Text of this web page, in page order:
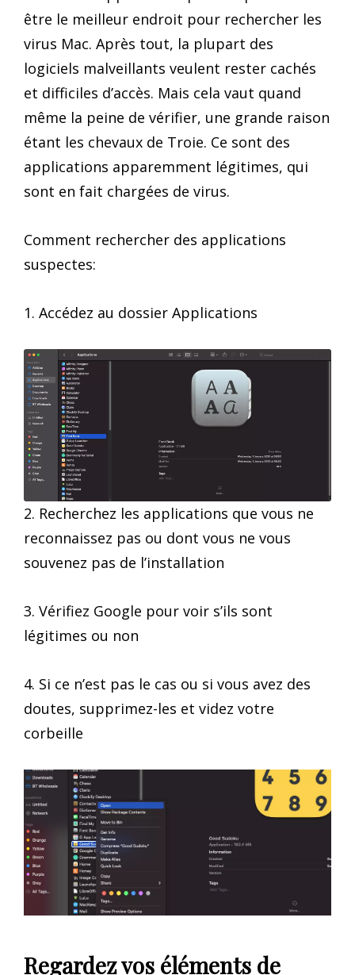
être le meilleur endroit pour rechercher les
virus Mac. Après tout, la plupart des
logiciels malveillants veulent rester cachés
et difficiles d’accès. Mais cela vaut quand
même la peine de vérifier, une grande raison
étant les chevaux de Troie. Ce sont des
applications apparemment légitimes, qui
sont en fait chargées de virus.
Comment rechercher des applications
suspectes:
1. Accédez au dossier Applications
2. Recherchez les applications que vous ne
reconnaissez pas ou dont vous ne vous
souvenez pas de l’installation
3. Vérifiez Google pour voir s’ils sont
légitimes ou non
4. Si ce n’est pas le cas ou si vous avez des
doutes, supprimez-les et videz votre
corbeille
Regardez vos éléments de